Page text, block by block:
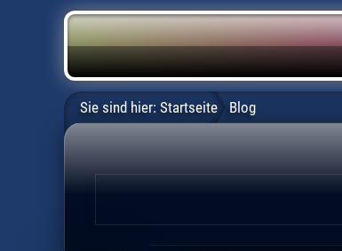
Sie sind hier: Startseite Blog